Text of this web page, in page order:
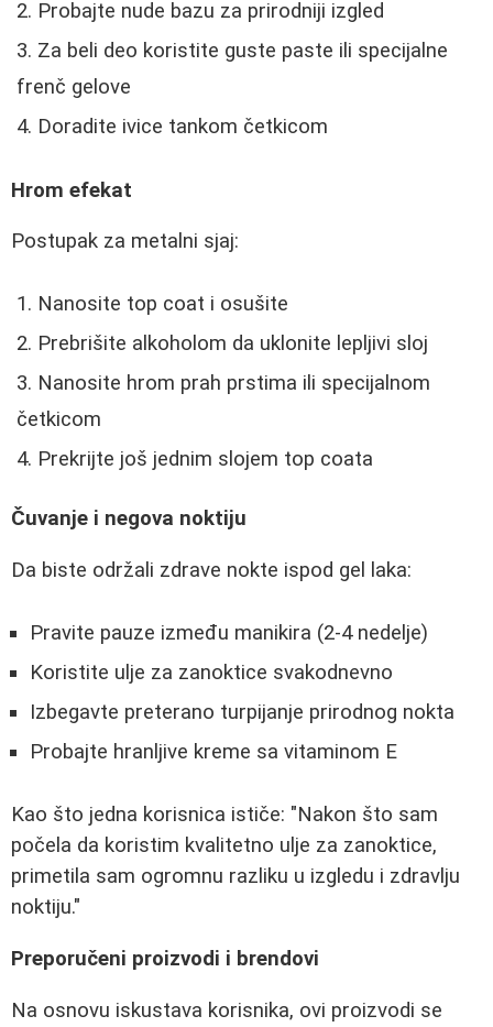
Probajte nude bazu za prirodniji izgled
Za beli deo koristite guste paste ili specijalne
frenč gelove
Doradite ivice tankom četkicom
Hrom efekat
Postupak za metalni sjaj:
Nanosite top coat i osušite
Prebrišite alkoholom da uklonite lepljivi sloj
Nanosite hrom prah prstima ili specijalnom
četkicom
Prekrijte još jednim slojem top coata
Čuvanje i negova noktiju
Da biste održali zdrave nokte ispod gel laka:
Pravite pauze između manikira (2-4 nedelje)
Koristite ulje za zanoktice svakodnevno
Izbegavte preterano turpijanje prirodnog nokta
Probajte hranljive kreme sa vitaminom E
Kao što jedna korisnica ističe: "Nakon što sam
počela da koristim kvalitetno ulje za zanoktice,
primetila sam ogromnu razliku u izgledu i zdravlju
noktiju."
Preporučeni proizvodi i brendovi
Na osnovu iskustava korisnika, ovi proizvodi se